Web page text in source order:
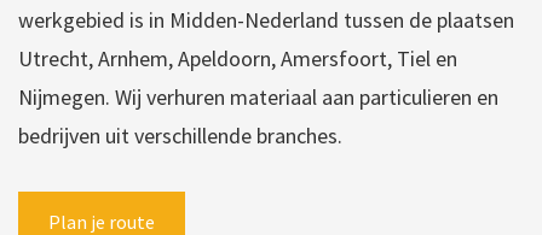
werkgebied is in Midden-Nederland tussen de plaatsen
Utrecht, Arnhem, Apeldoorn, Amersfoort, Tiel en
Nijmegen. Wij verhuren materiaal aan particulieren en
bedrijven uit verschillende branches.
Plan je route